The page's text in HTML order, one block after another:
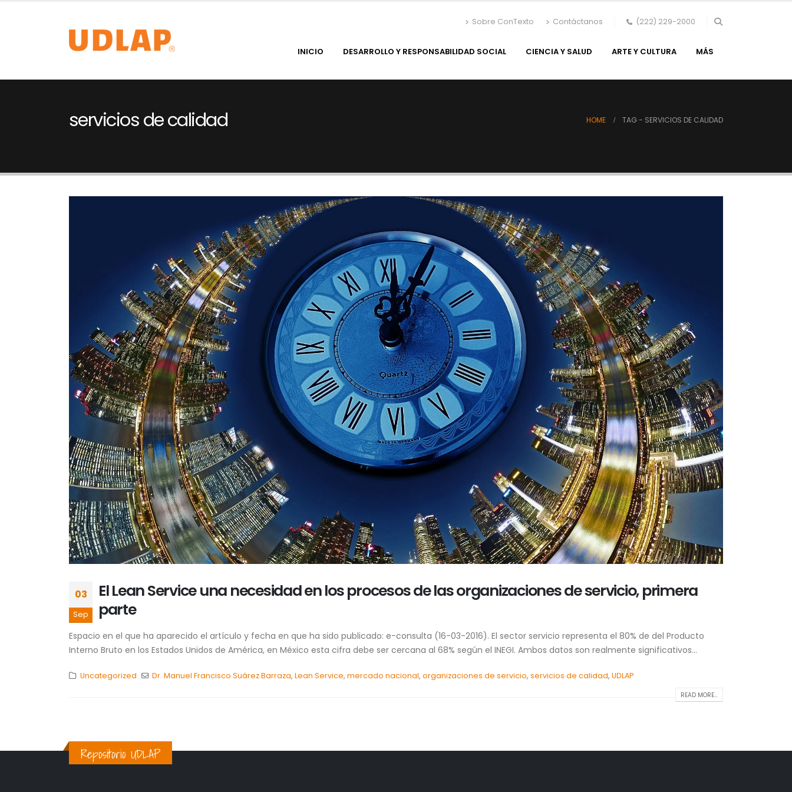
Sobre ConTexto Contáctanos (222) 229-2000
INICIO DESARROLLO Y RESPONSABILIDAD SOCIAL CIENCIA Y SALUD ARTE Y CULTURA MÁS
servicios de calidad HOME TAG - SERVICIOS DE CALIDAD
03
Sep
El Lean Service una necesidad en los procesos de las organizaciones de servicio, primera
parte
Espacio en el que ha aparecido el artículo y fecha en que ha sido publicado: e-consulta (16-03-2016). El sector servicio representa el 80% de del Producto
Interno Bruto en los Estados Unidos de América, en México esta cifra debe ser cercana al 68% según el INEGI. Ambos datos son realmente significativos...
Uncategorized Dr. Manuel Francisco Suárez Barraza,Lean Service,mercado nacional,organizaciones de servicio,servicios de calidad,UDLAP
READ MORE...
Repositorio UDLAP